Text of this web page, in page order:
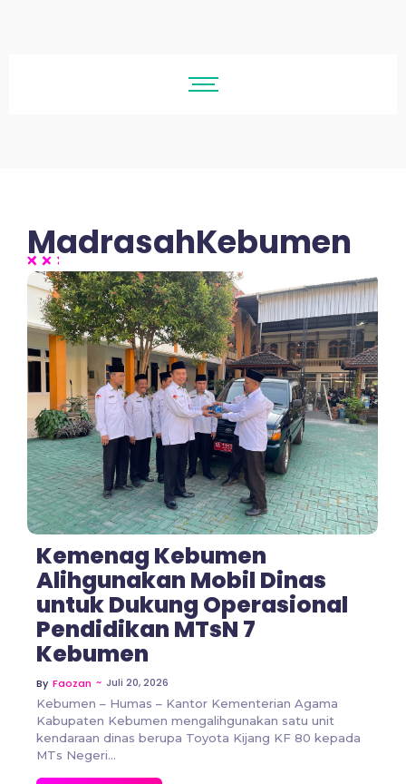
MadrasahKebumen
No Comments
Kemenag Kebumen
Alihgunakan Mobil Dinas
untuk Dukung Operasional
Pendidikan MTsN 7
Kebumen
By Faozan ~ Juli 20, 2026
Kebumen – Humas – Kantor Kementerian Agama
Kabupaten Kebumen mengalihgunakan satu unit
kendaraan dinas berupa Toyota Kijang KF 80 kepada
MTs Negeri...